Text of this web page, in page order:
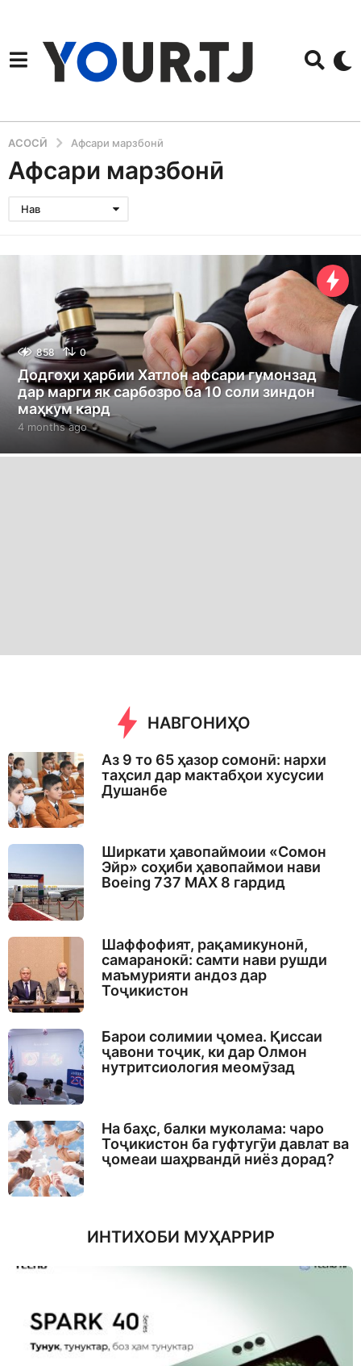
АСОСӢ Афсари марзбонӣ
Афсари марзбонӣ
Нав
858 0
Додгоҳи ҳарбии Хатлон афсари гумонзад
дар марги як сарбозро ба 10 соли зиндон
маҳкум кард
4 months ago4
m
o
НАВГОНИҲО
Аз 9 то 65 ҳазор сомонӣ: нархи
таҳсил дар мактабҳои хусусии
Душанбе
Ширкати ҳавопаймоии «Сомон
Эйр» соҳиби ҳавопаймои нави
Boeing 737 MAX 8 гардид
Шаффофият, рақамикунонӣ,
самаранокӣ: самти нави рушди
маъмурияти андоз дар
Тоҷикистон
Барои солимии ҷомеа. Қиссаи
ҷавони тоҷик, ки дар Олмон
нутритсиология меомӯзад
На баҳс, балки муколама: чаро
Тоҷикистон ба гуфтугӯи давлат ва
ҷомеаи шаҳрвандӣ ниёз дорад?
ИНТИХОБИ МУҲАРРИР